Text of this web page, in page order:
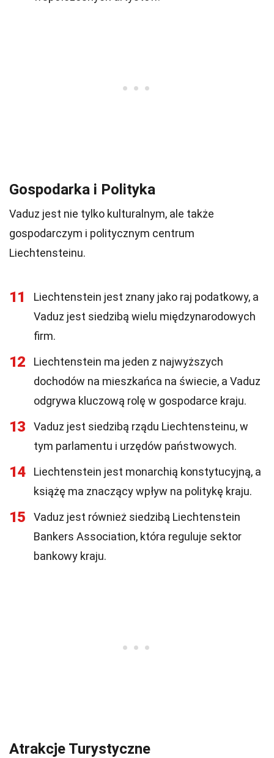
Gospodarka i Polityka
Vaduz jest nie tylko kulturalnym, ale także
gospodarczym i politycznym centrum
Liechtensteinu.
11
Liechtenstein jest znany jako raj podatkowy, a
Vaduz jest siedzibą wielu międzynarodowych
firm.
12
Liechtenstein ma jeden z najwyższych
dochodów na mieszkańca na świecie, a Vaduz
odgrywa kluczową rolę w gospodarce kraju.
13
Vaduz jest siedzibą rządu Liechtensteinu, w
tym parlamentu i urzędów państwowych.
14
Liechtenstein jest monarchią konstytucyjną, a
książę ma znaczący wpływ na politykę kraju.
15
Vaduz jest również siedzibą Liechtenstein
Bankers Association, która reguluje sektor
bankowy kraju.
Atrakcje Turystyczne